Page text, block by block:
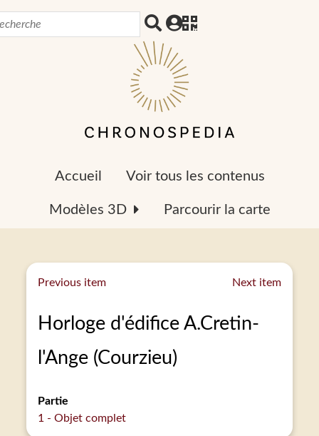
Accueil Voir tous les contenus
Modèles 3D Parcourir la carte
Previous item Next item
Horloge d'édifice A.Cretin-
l'Ange (Courzieu)
Partie
1 - Objet complet